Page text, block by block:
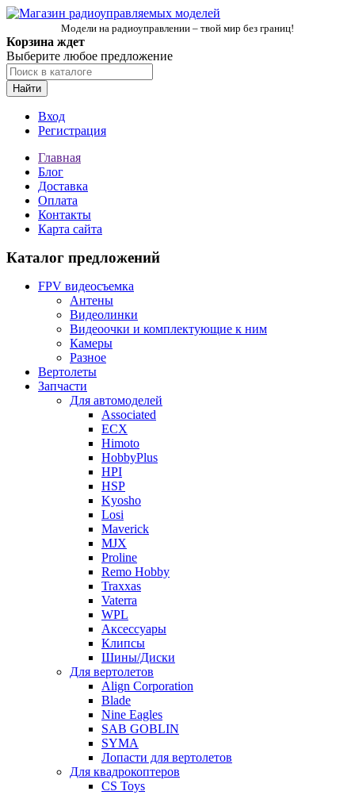
Модели на радиоуправлении – твой мир без границ!
Корзина ждет
Выберите любое предложение
Найти
Вход
Регистрация
Главная
Блог
Доставка
Оплата
Контакты
Карта сайта
Каталог предложений
FPV видеосъемка
Антены
Видеолинки
Видеоочки и комплектующие к ним
Камеры
Разное
Вертолеты
Запчасти
Для автомоделей
Associated
ECX
Himoto
HobbyPlus
HPI
HSP
Kyosho
Losi
Maverick
MJX
Proline
Remo Hobby
Traxxas
Vaterra
WPL
Аксессуары
Клипсы
Шины/Диски
Для вертолетов
Align Corporation
Blade
Nine Eagles
SAB GOBLIN
SYMA
Лопасти для вертолетов
Для квадрокоптеров
CS Toys